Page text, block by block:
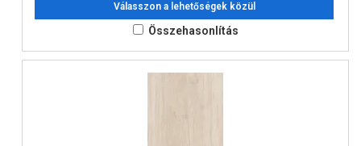
Válasszon a lehetőségek közül
Összehasonlítás